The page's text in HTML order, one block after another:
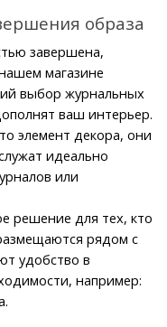
образа
завершена,
магазине
выбор журнальных
ваш интерьер.
элемент декора, они
идеально
или
решение для тех, кто
рядом с
удобство в
например: